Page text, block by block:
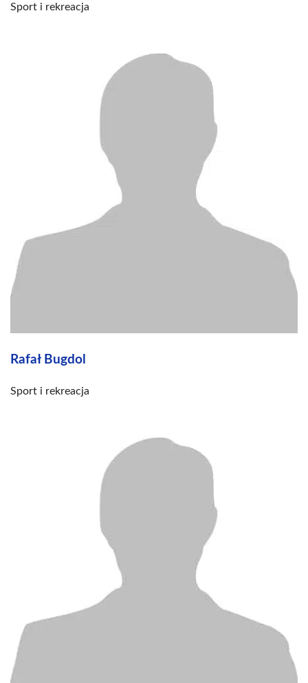
Sport i rekreacja
Rafał Bugdol
Sport i rekreacja